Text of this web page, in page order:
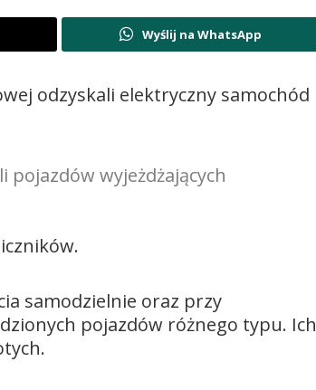
Wyślij na WhatsApp
odzyskali elektryczny samochód
pojazdów wyjeżdżających
samodzielnie oraz przy
pojazdów różnego typu. Ich